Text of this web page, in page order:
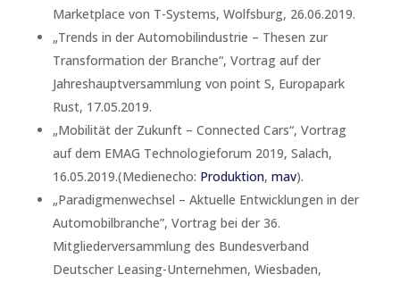
Marketplace von T-Systems, Wolfsburg, 26.06.2019.
„Trends in der Automobilindustrie – Thesen zur
Transformation der Branche“, Vortrag auf der
Jahreshauptversammlung von point S, Europapark
Rust, 17.05.2019.
„Mobilität der Zukunft – Connected Cars“, Vortrag
auf dem EMAG Technologieforum 2019, Salach,
16.05.2019.(Medienecho: Produktion, mav).
„Paradigmenwechsel – Aktuelle Entwicklungen in der
Automobilbranche”, Vortrag bei der 36.
Mitgliederversammlung des Bundesverband
Deutscher Leasing-Unternehmen, Wiesbaden,